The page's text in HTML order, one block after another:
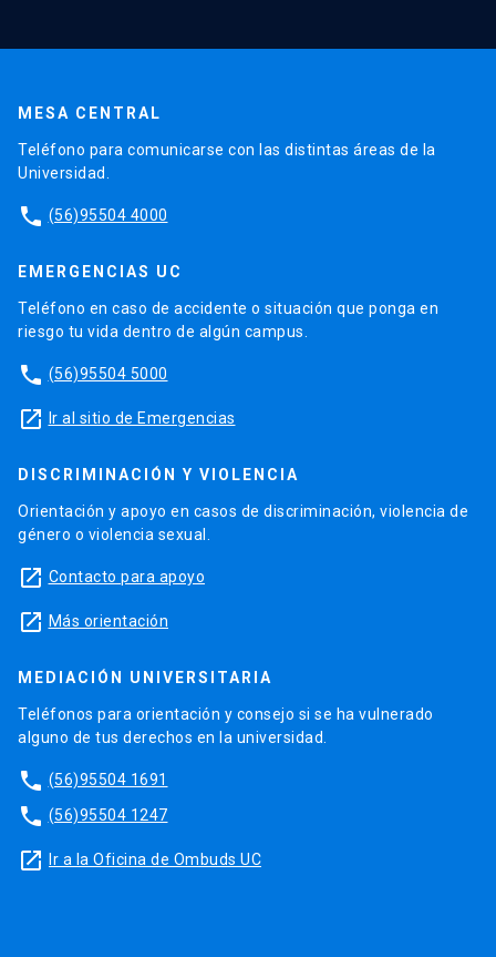
MESA CENTRAL
Teléfono para comunicarse con las distintas áreas de la
Universidad.
phone (56)95504 4000
EMERGENCIAS UC
Teléfono en caso de accidente o situación que ponga en
riesgo tu vida dentro de algún campus.
phone (56)95504 5000
launch Ir al sitio de Emergencias
DISCRIMINACIÓN Y VIOLENCIA
Orientación y apoyo en casos de discriminación, violencia de
género o violencia sexual.
launch Contacto para apoyo
launch Más orientación
MEDIACIÓN UNIVERSITARIA
Teléfonos para orientación y consejo si se ha vulnerado
alguno de tus derechos en la universidad.
phone (56)95504 1691
phone (56)95504 1247
launch Ir a la Oficina de Ombuds UC